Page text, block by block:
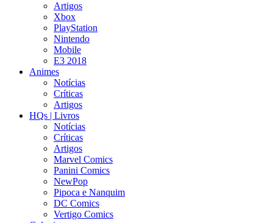
Artigos
Xbox
PlayStation
Nintendo
Mobile
E3 2018
Animes
Notícias
Críticas
Artigos
HQs | Livros
Notícias
Críticas
Artigos
Marvel Comics
Panini Comics
NewPop
Pipoca e Nanquim
DC Comics
Vertigo Comics